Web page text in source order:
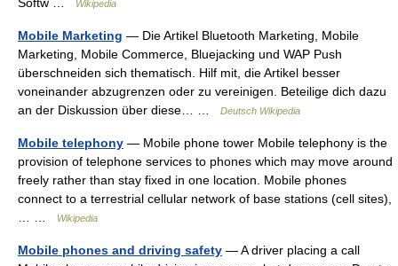
Wikipedia
Mobile Marketing — Die Artikel Bluetooth Marketing, Mobile
Marketing, Mobile Commerce, Bluejacking und WAP Push
überschneiden sich thematisch. Hilf mit, die Artikel besser
voneinander abzugrenzen oder zu vereinigen. Beteilige dich dazu
an der Diskussion über diese… …
Deutsch Wikipedia
Mobile telephony — Mobile phone tower Mobile telephony is the
provision of telephone services to phones which may move around
freely rather than stay fixed in one location. Mobile phones
connect to a terrestrial cellular network of base stations (cell sites),
Wikipedia
Mobile phones and driving safety — A driver placing a call